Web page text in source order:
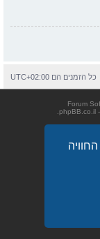
כל הזמנים הם UTC+02:00